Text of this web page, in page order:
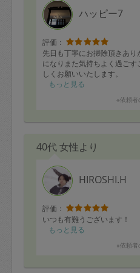
ハッピー7
評価：
先日も丁寧にお掃除頂きあ
になりまた気持ちよく過ご
しくお願いいたします。
もっと見る
※依頼者
40代 女性より
HIROSHI.H
評価：
いつも有難うございます！
もっと見る
※依頼者